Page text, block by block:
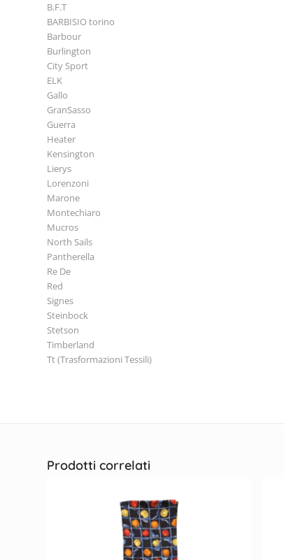
B.F.T
BARBISIO torino
Barbour
Burlington
City Sport
ELK
Gallo
GranSasso
Guerra
Heater
Kensington
Lierys
Lorenzoni
Marone
Montechiaro
Mucros
North Sails
Pantherella
Re De
Red
Signes
Steinbock
Stetson
Timberland
Tt (Trasformazioni Tessili)
Prodotti correlati